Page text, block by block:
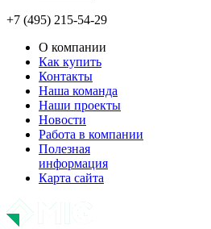
+7 (495) 215-54-29
О компании
Как купить
Контакты
Наша команда
Наши проекты
Новости
Работа в компании
Полезная
информация
Карта сайта